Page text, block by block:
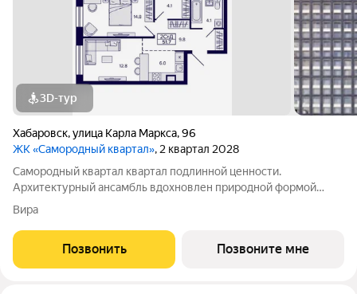
3D-тур
Хабаровск,улица Карла Маркса,96
ЖК «Самородный квартал», 2 квартал 2028
Самородный квартал квартал подлинной ценности.
Архитектурный ансамбль вдохновлен природной формой
самородного золота и состоит из четырех башен со сложной
геометрией фасадов. Внутренний двор и места общего
пользования также содержат стилистические
Вира
Позвонить Позвоните мне